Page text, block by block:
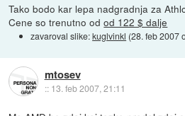
Tako bodo kar lepa nadgradnja za
Cene so trenutno odod 122 $ dalje
zavaroval slike:kuglvinkl (28. feb 2007
mtosev
:: 13. feb 2007, 21:11